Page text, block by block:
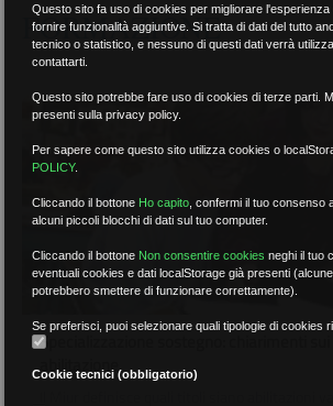
FORMAZIONE
Specializzazione sostegno: chiarimenti sui
abilitazione
Questo sito fa uso di cookies per migliorare
fornire funzionalità aggiuntive. Si tratta di dati del tutto
tecnico o statistico, e nessuno di questi dati verrà
contattarti.
Questo sito potrebbe fare uso di cookies di terze parti.
presenti sulla privacy policy.
Per sapere come questo sito utilizza cookies o
POLICY.
Cliccando il bottone Ho capito ,confermi il tuo consenso
alcuni piccoli blocchi di dati sul tuo computer.
Cliccando il bottone Non consentire cookies neghi il tuo
eventuali cookies e dati localStorage già presenti
potrebbero smettere di funzionare correttamente).
Se preferisci, puoi selezionare quali tipologie di cookies
Cookie tecnici (obbligatorio)